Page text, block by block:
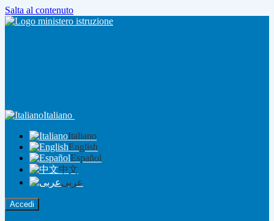
Salta al contenuto
Italiano
Italiano
English
Español
中文
عربى
Accedi